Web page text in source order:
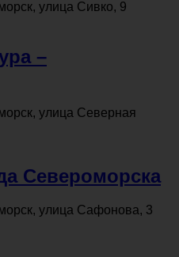
улица Сивко, 9
–
улица Северная
Североморска
улица Сафонова, 3